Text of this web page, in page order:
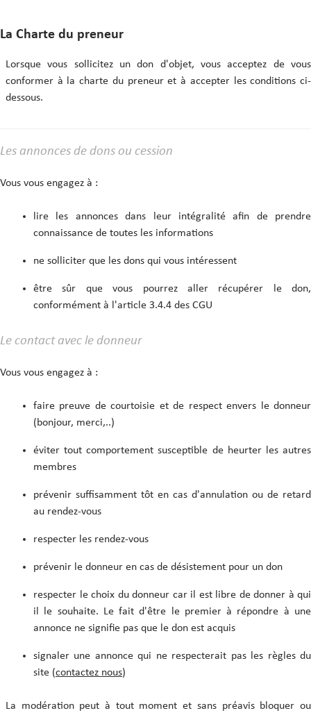
La Charte du preneur
Lorsque vous sollicitez un don d'objet, vous acceptez de vous
conformer à la charte du preneur et à accepter les conditions ci-
dessous.
Les annonces de dons ou cession
Vous vous engagez à :
lire les annonces dans leur intégralité afin de prendre
connaissance de toutes les informations
ne solliciter que les dons qui vous intéressent
être sûr que vous pourrez aller récupérer le don,
conformément à l'article 3.4.4 des CGU
Le contact avec le donneur
Vous vous engagez à :
faire preuve de courtoisie et de respect envers le donneur
(bonjour, merci,..)
éviter tout comportement susceptible de heurter les autres
membres
prévenir suffisamment tôt en cas d'annulation ou de retard
au rendez-vous
respecter les rendez-vous
prévenir le donneur en cas de désistement pour un don
respecter le choix du donneur car il est libre de donner à qui
il le souhaite. Le fait d'être le premier à répondre à une
annonce ne signifie pas que le don est acquis
signaler une annonce qui ne respecterait pas les règles du
site (contactez nous)
La modération peut à tout moment et sans préavis bloquer ou